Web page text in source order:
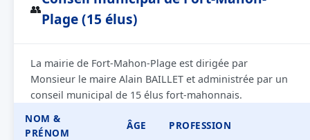
👥
Plage (15 élus)
La mairie de Fort-Mahon-Plage est dirigée par
Monsieur le maire Alain BAILLET et administrée par un
conseil municipal de 15 élus fort-mahonnais.
NOM &
PRÉNOM
ÂGE PROFESSION